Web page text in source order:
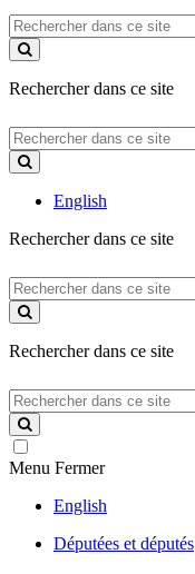
Rechercher
dans
ce
Rechercher dans ce site
Rechercher
dans
ce
English
Rechercher dans ce site
Rechercher
dans
ce
Rechercher dans ce site
Rechercher
dans
ce
site
Menu Fermer
English
Députées et députés